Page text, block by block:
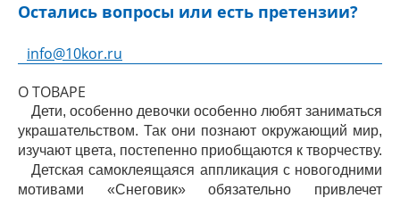
Остались вопросы или есть претензии?
info@10kor.ru
О ТОВАРЕ
Дети, особенно девочки особенно любят заниматься
украшательством. Так они познают окружающий мир,
изучают цвета, постепенно приобщаются к творчеству.
Детская самоклеящаяся аппликация с новогодними
мотивами «Снеговик» обязательно привлечет